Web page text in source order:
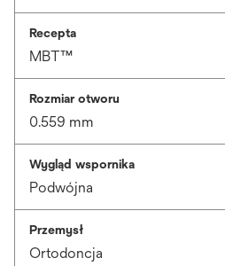
Recepta
MBT™
Rozmiar otworu
0.559 mm
Wygląd wspornika
Podwójna
Przemysł
Ortodoncja